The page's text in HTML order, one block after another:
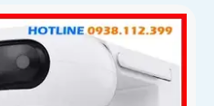
ngược sáng DWDR công
20m camera có thiết kế
cắm thẻ nhớ Micro SD 512GB
thanh to rõ